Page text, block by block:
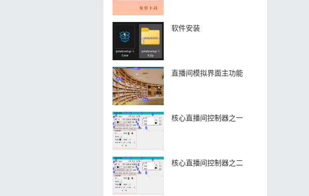
软件安装
直播间模拟界面主功能
核心直播间控制器之一
核心直播间控制器之二